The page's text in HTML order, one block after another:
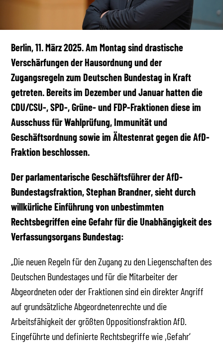
Berlin, 11. März 2025. Am Montag sind drastische
Verschärfungen der Hausordnung und der
Zugangsregeln zum Deutschen Bundestag in Kraft
getreten. Bereits im Dezember und Januar hatten die
CDU/CSU-, SPD-, Grüne- und FDP-Fraktionen diese im
Ausschuss für Wahlprüfung, Immunität und
Geschäftsordnung sowie im Ältestenrat gegen die AfD-
Fraktion beschlossen.
Der parlamentarische Geschäftsführer der AfD-
Bundestagsfraktion, Stephan Brandner, sieht durch
willkürliche Einführung von unbestimmten
Rechtsbegriffen eine Gefahr für die Unabhängigkeit des
Verfassungsorgans Bundestag:
„Die neuen Regeln für den Zugang zu den Liegenschaften des
Deutschen Bundestages und für die Mitarbeiter der
Abgeordneten oder der Fraktionen sind ein direkter Angriff
auf grundsätzliche Abgeordnetenrechte und die
Arbeitsfähigkeit der größten Oppositionsfraktion AfD.
Eingeführte und definierte Rechtsbegriffe wie ,Gefahr‘